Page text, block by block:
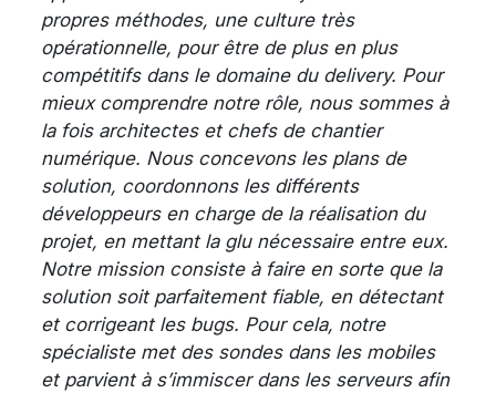
propres méthodes, une culture très
opérationnelle, pour être de plus en plus
compétitifs dans le domaine du delivery. Pour
mieux comprendre notre rôle, nous sommes à
la fois architectes et chefs de chantier
numérique. Nous concevons les plans de
solution, coordonnons les différents
développeurs en charge de la réalisation du
projet, en mettant la glu nécessaire entre eux.
Notre mission consiste à faire en sorte que la
solution soit parfaitement fiable, en détectant
et corrigeant les bugs. Pour cela, notre
spécialiste met des sondes dans les mobiles
et parvient à s’immiscer dans les serveurs afin